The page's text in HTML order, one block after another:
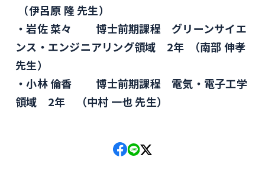
（伊呂原 隆 先生）
岩佐 菜々 博士前期課程 グリーンサイエ
ンス・エンジニアリング領域 2年 （南部 伸孝
先生）
小林 倫香 博士前期課程 電気・電子工学
領域 2年 （中村 一也 先生）